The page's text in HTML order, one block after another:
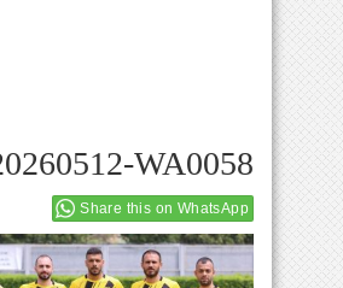
WA0058
Share this on WhatsApp